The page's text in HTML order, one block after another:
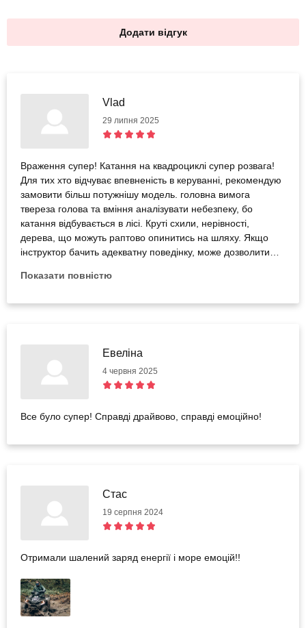
Додати відгук
Vlad
29 липня 2025
Враження супер! Катання на квадроциклі супер розвага!
Для тих хто відчуває впевненість в керуванні, рекомендую
замовити більш потужнішу модель. головна вимога
твереза голова та вміння аналізувати небезпеку, бо
катання відбувається в лісі. Круті схили, нерівності,
дерева, що можуть раптово опинитись на шляху. Якщо
інструктор бачить адекватну поведінку, може дозволити
які мають проблеми зі спиною краще утриматись від
перейматись через бруд. Гарного відпочинку
Показати повністю
Евеліна
4 червня 2025
Все було супер! Справді драйвово, справді емоційно!
Стас
19 серпня 2024
Отримали шалений заряд енергії і море емоцій!!